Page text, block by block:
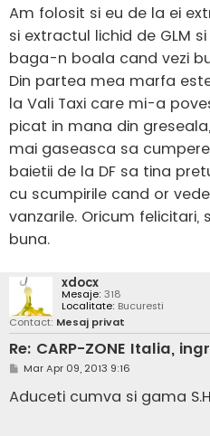
s
a
j
Am folosit si eu de la ei
si extractul lichid de GLM
baga-n boala cand vezi
Din partea mea marfa
la Vali Taxi care mi-a
picat in mana din
mai gaseasca sa
baietii de la DF sa tina
cu scumpirile cand or
vanzarile. Oricum
buna.
xdocx
Mesaje: 318
Localitate: Bucuresti
Contact: Mesaj privat
Re: CARP-ZONE Italia,
M
s
a
Mar Apr 09, 2013 9:16
Aduceti cumva si gama